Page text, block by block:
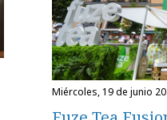
miércoles, 19 de junio